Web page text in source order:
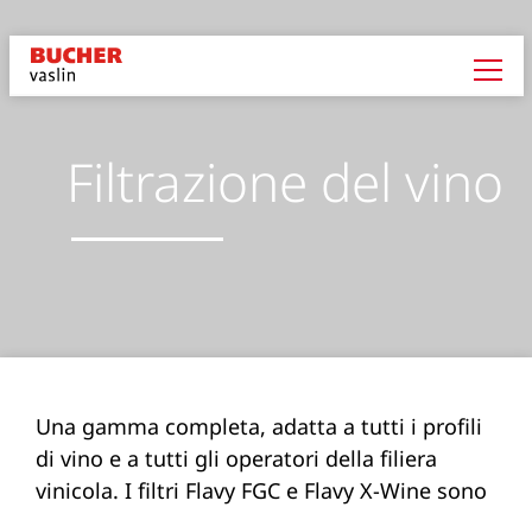
Filtrazione del vino
Una gamma completa, adatta a tutti i profili
di vino e a tutti gli operatori della filiera
vinicola. I filtri Flavy FGC e Flavy X-Wine sono